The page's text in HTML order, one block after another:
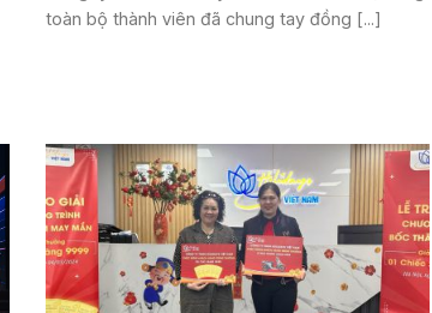
toàn bộ thành viên đã chung tay đồng [...]